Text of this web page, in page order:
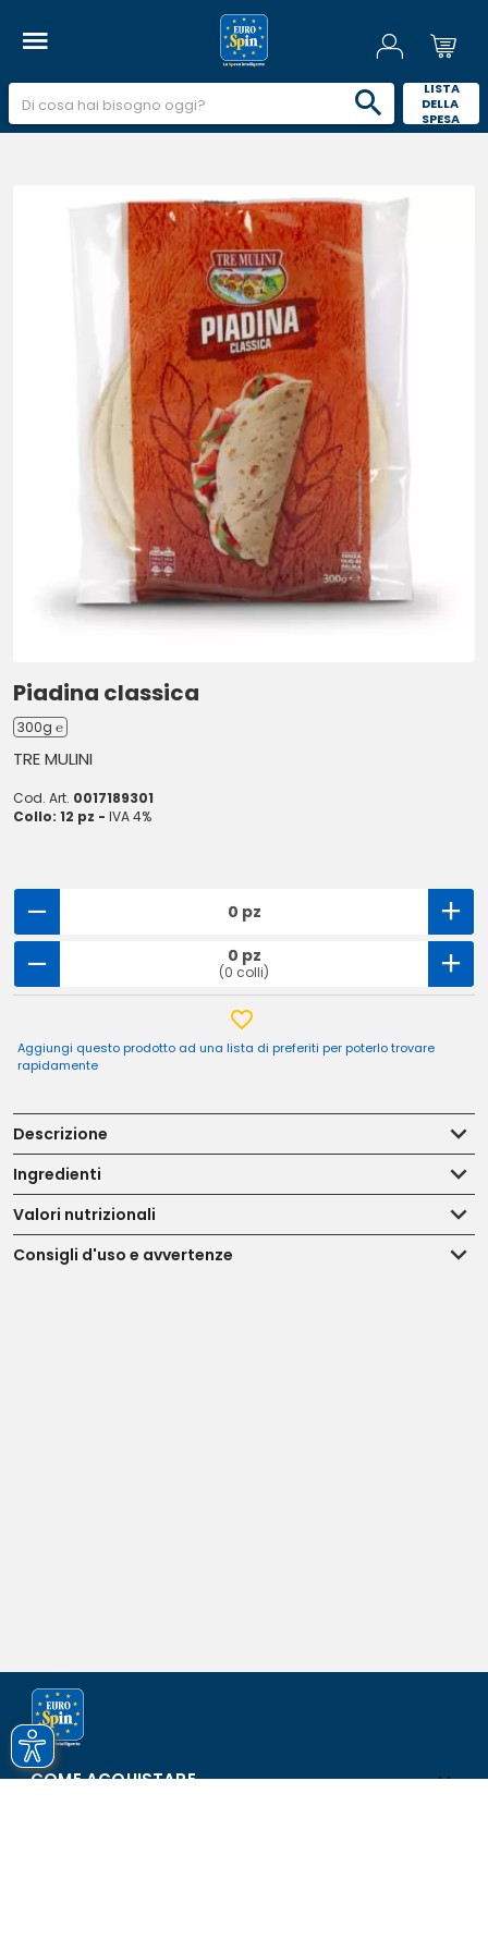
LISTA
DELLA
SPESA
Piadina classica
300g ℮
TRE MULINI
Cod. Art. 0017189301
Collo: 12 pz - IVA 4%
0 pz
0 pz
(0 colli)
Aggiungi questo prodotto ad una lista di preferiti per poterlo trovare
rapidamente
Descrizione
Ingredienti
Valori nutrizionali
Consigli d'uso e avvertenze
COME ACQUISTARE